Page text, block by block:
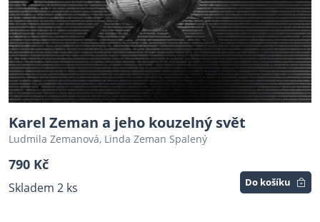
Karel Zeman a jeho kouzelný svět
Ludmila Zemanová, Linda Zeman Spalený
790 Kč
Skladem 2 ks Do košíku